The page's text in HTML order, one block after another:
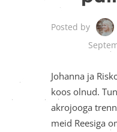
Posted by
Johanna ja
koos olnud.
akrojooga
meid Reesiga